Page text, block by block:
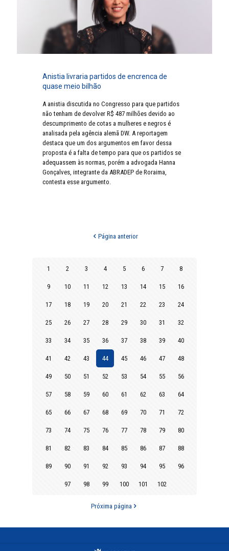
Anistia livraria partidos de encrenca de
quase meio bilhão
A anistia discutida no Congresso para que partidos
não tenham de devolver R$ 487 milhões devido ao
descumprimento de cotas a mulheres e negros é
analisada pela agência alemã DW. A reportagem
destaca que um dos argumentos em favor dessa
proposta é a falta de tempo para que os partidos se
adequassem às normas, porém a advogada Hanna
Gonçalves, integrante da ABRADEP de Roraima,
contesta esse argumento.
Página anterior
1 2 3 4 5 6 7 8
9 10 11 12 13 14 15 16
17 18 19 20 21 22 23 24
25 26 27 28 29 30 31 32
33 34 35 36 37 38 39 40
41 42 43 44 45 46 47 48
49 50 51 52 53 54 55 56
57 58 59 60 61 62 63 64
65 66 67 68 69 70 71 72
73 74 75 76 77 78 79 80
81 82 83 84 85 86 87 88
89 90 91 92 93 94 95 96
97 98 99 100 101 102
Próxima página